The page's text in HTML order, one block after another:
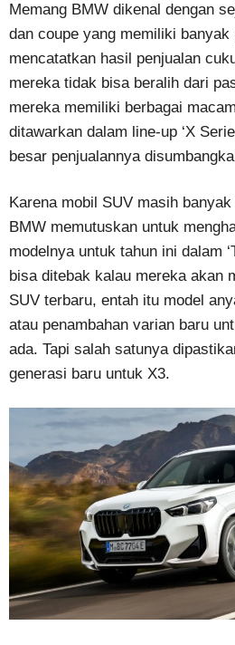
Memang BMW dikenal dengan
dan coupe yang memiliki banyak
mencatatkan hasil penjualan
mereka tidak bisa beralih dari
mereka memiliki berbagai
ditawarkan dalam line-up ‘X
besar penjualannya
Karena mobil SUV masih
BMW memutuskan untuk
modelnya untuk tahun ini dalam
bisa ditebak kalau mereka akan
SUV terbaru, entah itu model
atau penambahan varian baru
ada. Tapi salah satunya
generasi baru untuk X3.